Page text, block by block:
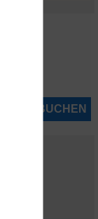
JETZT BUCHEN